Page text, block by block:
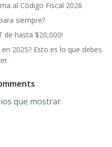
al Código Fiscal 2026
siempre?
de hasta $20,000!
2025? Esto es lo que debes
que mostrar.